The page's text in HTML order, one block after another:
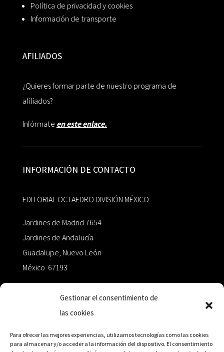
Gestionar el consentimiento de
las cookies
Para ofrecer las mejores experiencias, utilizamos tecnologías como las cookies
para almacenar y/o acceder a la información del dispositivo. El consentimiento
Política de privacidad y cookies
Información de transporte
AFILIADOS
¿Quieres formar parte de nuestro programa de
afiliados?
Infórmate en este enlace.
INFORMACIÓN DE CONTACTO
EDITORIAL OCTAEDRO DIVISIÓN MÉXICO
Jardines de Madrid 7654
Jardines de Andalucía
Guadalupe, Nuevo León
México 67193
+52 811.499.5638